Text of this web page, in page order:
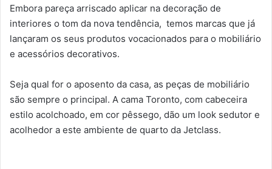
Embora pareça arriscado aplicar na decoração de
interiores o tom da nova tendência, temos marcas que já
lançaram os seus produtos vocacionados para o mobiliário
e acessórios decorativos.
Seja qual for o aposento da casa, as peças de mobiliário
são sempre o principal. A cama Toronto, com cabeceira
estilo acolchoado, em cor pêssego, dão um look sedutor e
acolhedor a este ambiente de quarto da Jetclass.